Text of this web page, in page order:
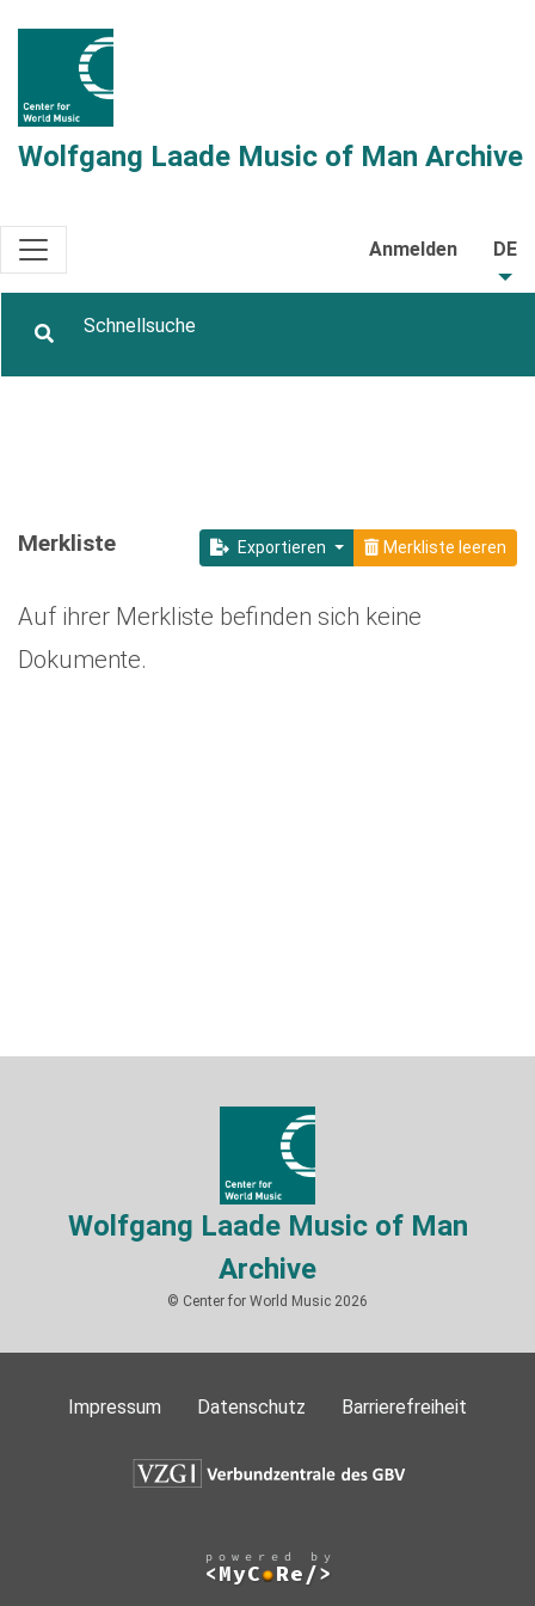
Wolfgang Laade Music of Man Archive
Anmelden DE
Exportieren Merkliste leeren
Merkliste
Auf ihrer Merkliste befinden sich keine
Dokumente.
Wolfgang Laade Music of Man
Archive
© Center for World Music 2026
Impressum Datenschutz Barrierefreiheit